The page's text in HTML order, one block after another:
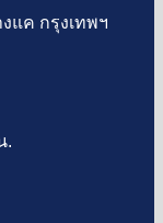
แค กรุงเทพฯ
.